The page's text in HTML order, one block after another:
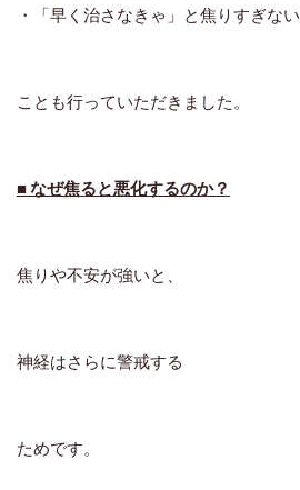
・「早く治さなきゃ」と焦りすぎない
ことも行っていただきました。
■ なぜ焦ると悪化するのか？
焦りや不安が強いと、
神経はさらに警戒する
ためです。